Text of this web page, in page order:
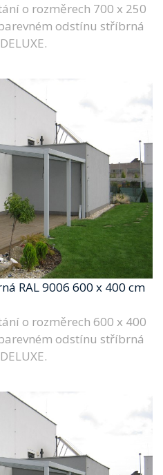
o rozměrech 700 x 250
odstínu stříbrná
RAL 9006 600 x 400 cm
o rozměrech 600 x 400
odstínu stříbrná